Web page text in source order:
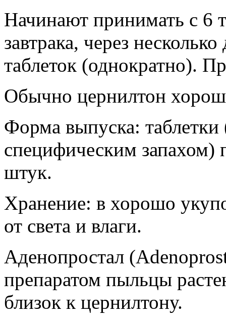
Начинают принимать с 6
завтрака, через
таблеток (однократно).
Обычно цернилтон
Форма выпуска: таблетки
специфическим запахом)
штук.
Хранение: в хорошо
от света и влаги.
Аденопростал
препаратом пыльцы
близок к цернилтону.